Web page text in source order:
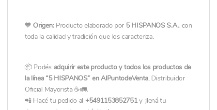
🧡 Origen:Producto elaborado por 5 HISPANOS S.A., con
toda la calidad y tradición que los caracteriza.
📦 Podés adquirir este producto y todos los productos de
la línea “5 HISPANOS” en AlPuntodeVenta, Distribuidor
Oficial Mayorista ☕🚛.
📲 Hacé tu pedido al +5491153852751y ¡llená tu